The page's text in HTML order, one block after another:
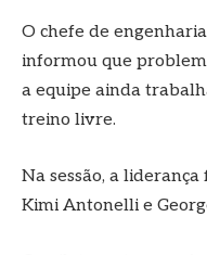
O chefe de
informou que
a equipe ainda
treino livre.
Na sessão, a
Kimi Antonelli e